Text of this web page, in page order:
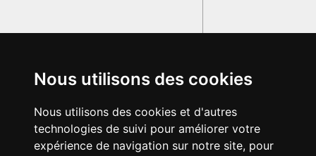
Nous utilisons des cookies
Nous utilisons des cookies et d'autres
technologies de suivi pour améliorer votre
expérience de navigation sur notre site, pour